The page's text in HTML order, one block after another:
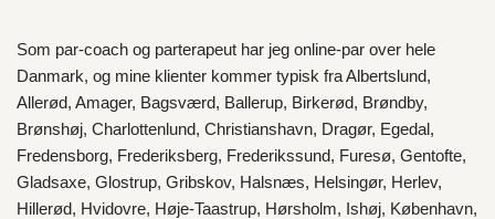
Som par-coach og parterapeut har jeg online-par over hele
Danmark, og mine klienter kommer typisk fraAlbertslund,
Allerød, Amager, Bagsværd, Ballerup, Birkerød, Brøndby,
Brønshøj, Charlottenlund, Christianshavn, Dragør, Egedal,
Fredensborg, Frederiksberg, Frederikssund, Furesø, Gentofte,
Gladsaxe, Glostrup, Gribskov, Halsnæs, Helsingør, Herlev,
Hillerød, Hvidovre, Høje-Taastrup, Hørsholm, Ishøj, København,